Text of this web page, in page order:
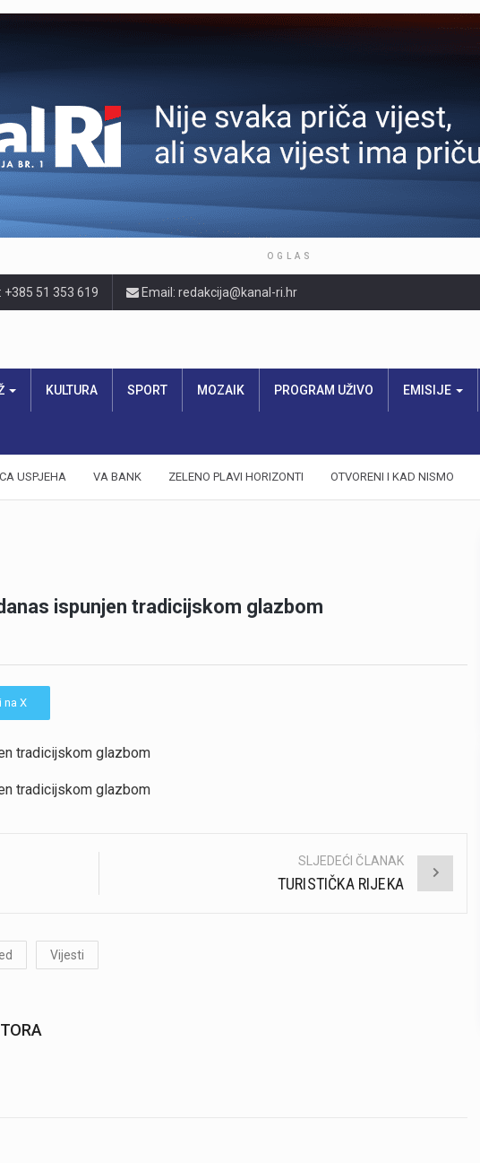
OGLAS
51 353 619 Email: redakcija@kanal-ri.hr
KULTURA SPORT MOZAIK PROGRAM UŽIVO EMISIJE
USPJEHA VA BANK ZELENO PLAVI HORIZONTI OTVORENI I KAD NISMO
ispunjen tradicijskom glazbom
na X
tradicijskom glazbom
tradicijskom glazbom
SLJEDEĆI ČLANAK
TURISTIČKA RIJEKA
Vijesti